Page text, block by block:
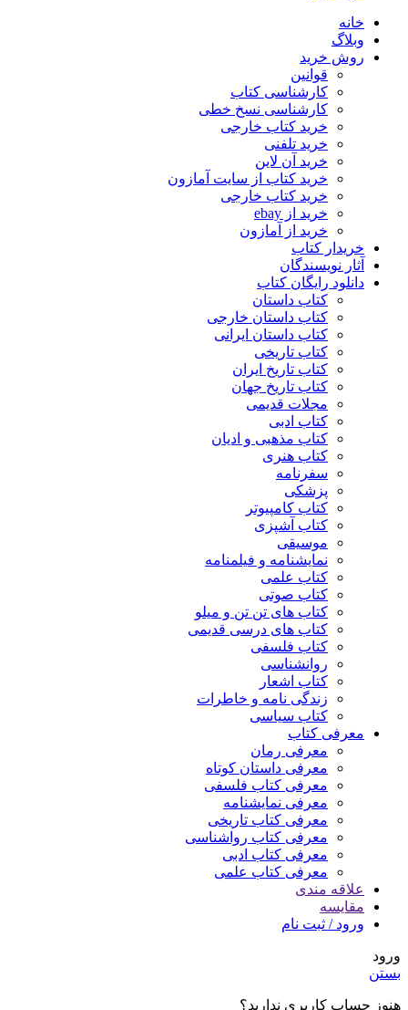
خانه
وبلاگ
روش خرید
قوانین
کارشناسی کتاب
کارشناسی نسخ خطی
خرید کتاب خارجی
خرید تلفنی
خرید آن لاین
خرید کتاب از سایت آمازون
خرید کتاب خارجی
خرید از ebay
خرید از آمازون
خریدار کتاب
آثار نویسندگان
دانلود رایگان کتاب
کتاب داستان
کتاب داستان خارجی
کتاب داستان ایرانی
کتاب تاریخی
کتاب تاریخ ایران
کتاب تاریخ جهان
مجلات قدیمی
کتاب ادبی
کتاب مذهبی و ادیان
کتاب هنری
سفرنامه
پزشکی
کتاب کامپیوتر
کتاب آشپزی
موسیقی
نمایشنامه و فیلمنامه
کتاب علمی
کتاب صوتی
کتاب های تن تن و میلو
کتاب های درسی قدیمی
کتاب فلسفی
روانشناسی
کتاب اشعار
زندگی نامه و خاطرات
کتاب سیاسی
معرفی کتاب
معرفی رمان
معرفی داستان کوتاه
معرفی کتاب فلسفی
معرفی نمایشنامه
معرفی کتاب تاریخی
معرفی کتاب رواشناسی
معرفی کتاب ادبی
معرفی کتاب علمی
علاقه مندی
مقایسه
ورود / ثبت نام
ورود
بستن
هنوز حساب کاربری ندارید؟